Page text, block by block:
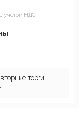
учетом НДС
торги.